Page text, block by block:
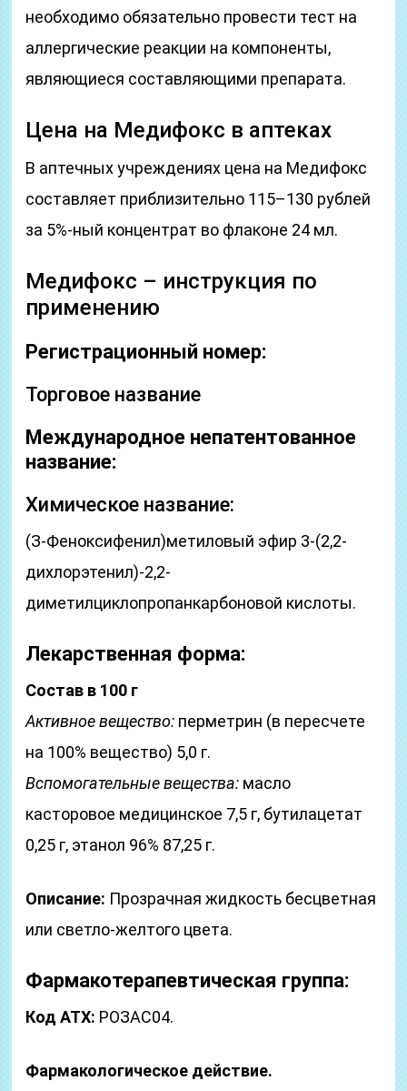
необходимо обязательно провести тест на
аллергические реакции на компоненты,
являющиеся составляющими препарата.
Цена на Медифокс в аптеках
В аптечных учреждениях цена на Медифокс
составляет приблизительно 115–130 рублей
за 5%-ный концентрат во флаконе 24 мл.
Медифокс – инструкция по
применению
Регистрационный номер:
Торговое название
Международное непатентованное
название:
Химическое название:
(З-Феноксифенил)метиловый эфир 3-(2,2-
дихлорэтенил)-2,2-
диметилциклопропанкарбоновой кислоты.
Лекарственная форма:
Состав в 100 г
Активное вещество: перметрин (в пересчете
на 100% вещество) 5,0 г.
Вспомогательные вещества: масло
касторовое медицинское 7,5 г, бутилацетат
0,25 г, этанол 96% 87,25 г.
Описание: Прозрачная жидкость бесцветная
или светло-желтого цвета.
Фармакотерапевтическая группа:
Код АТХ: РОЗАС04.
Фармакологическое действие.